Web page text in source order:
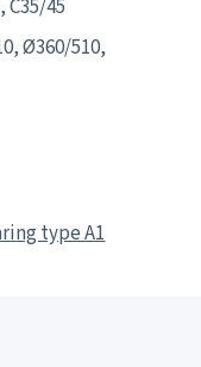
45
Ø360/510,
type A1